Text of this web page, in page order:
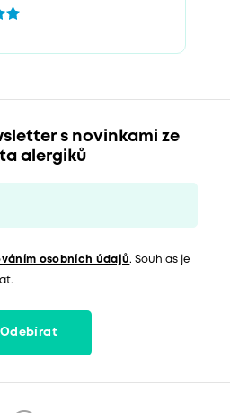
s novinkami ze
alergiků
osobních údajů. Souhlas je
Odebírat